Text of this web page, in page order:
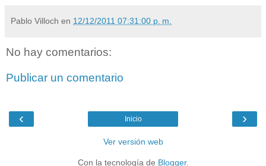
Pablo Villoch en 12/12/2011 07:31:00 p. m.
No hay comentarios:
Publicar un comentario
‹ ›
Inicio
Ver versión web
Con la tecnología de Blogger.